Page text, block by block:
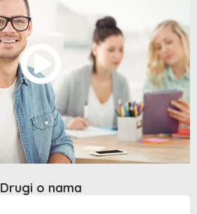
Drugi o nama